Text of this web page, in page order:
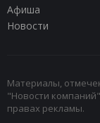
Афиша
Новости
Материалы,
"Новости
правах рекламы.